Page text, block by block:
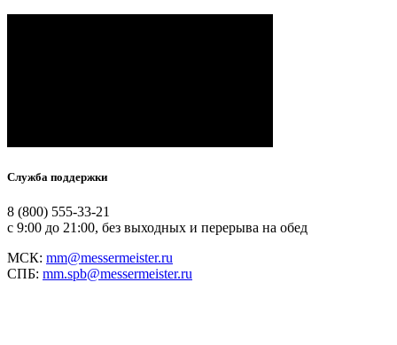
Служба поддержки
8 (800) 555-33-21
с 9:00 до 21:00, без выходных и перерыва на обед
МСК: mm@messermeister.ru
СПБ: mm.spb@messermeister.ru